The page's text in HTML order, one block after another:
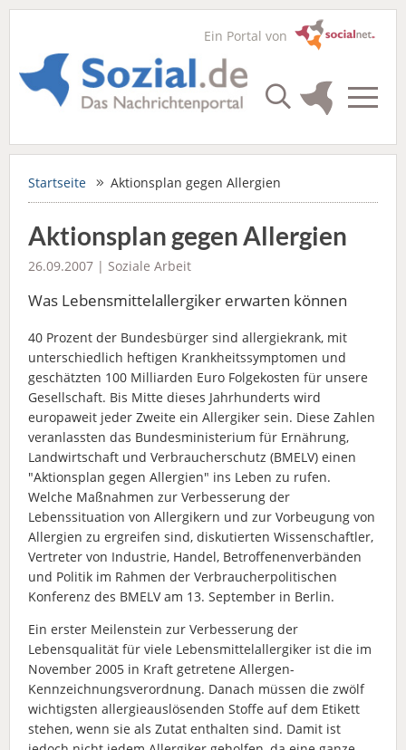
Ein Portal von
Startseite Aktionsplan gegen Allergien
Aktionsplan gegen Allergien
26.09.2007 | Soziale Arbeit
Was Lebensmittelallergiker erwarten können
40 Prozent der Bundesbürger sind allergiekrank, mit
unterschiedlich heftigen Krankheitssymptomen und
geschätzten 100 Milliarden Euro Folgekosten für unsere
Gesellschaft. Bis Mitte dieses Jahrhunderts wird
europaweit jeder Zweite ein Allergiker sein. Diese Zahlen
veranlassten das Bundesministerium für Ernährung,
Landwirtschaft und Verbraucherschutz (BMELV) einen
"Aktionsplan gegen Allergien" ins Leben zu rufen.
Welche Maßnahmen zur Verbesserung der
Lebenssituation von Allergikern und zur Vorbeugung von
Allergien zu ergreifen sind, diskutierten Wissenschaftler,
Vertreter von Industrie, Handel, Betroffenenverbänden
und Politik im Rahmen der Verbraucherpolitischen
Konferenz des BMELV am 13. September in Berlin.
Ein erster Meilenstein zur Verbesserung der
Lebensqualität für viele Lebensmittelallergiker ist die im
November 2005 in Kraft getretene Allergen-
Kennzeichnungsverordnung. Danach müssen die zwölf
wichtigsten allergieauslösenden Stoffe auf dem Etikett
stehen, wenn sie als Zutat enthalten sind. Damit ist